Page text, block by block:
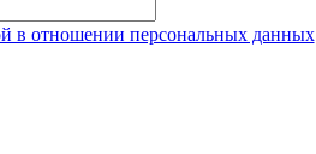
в отношении персональных данных